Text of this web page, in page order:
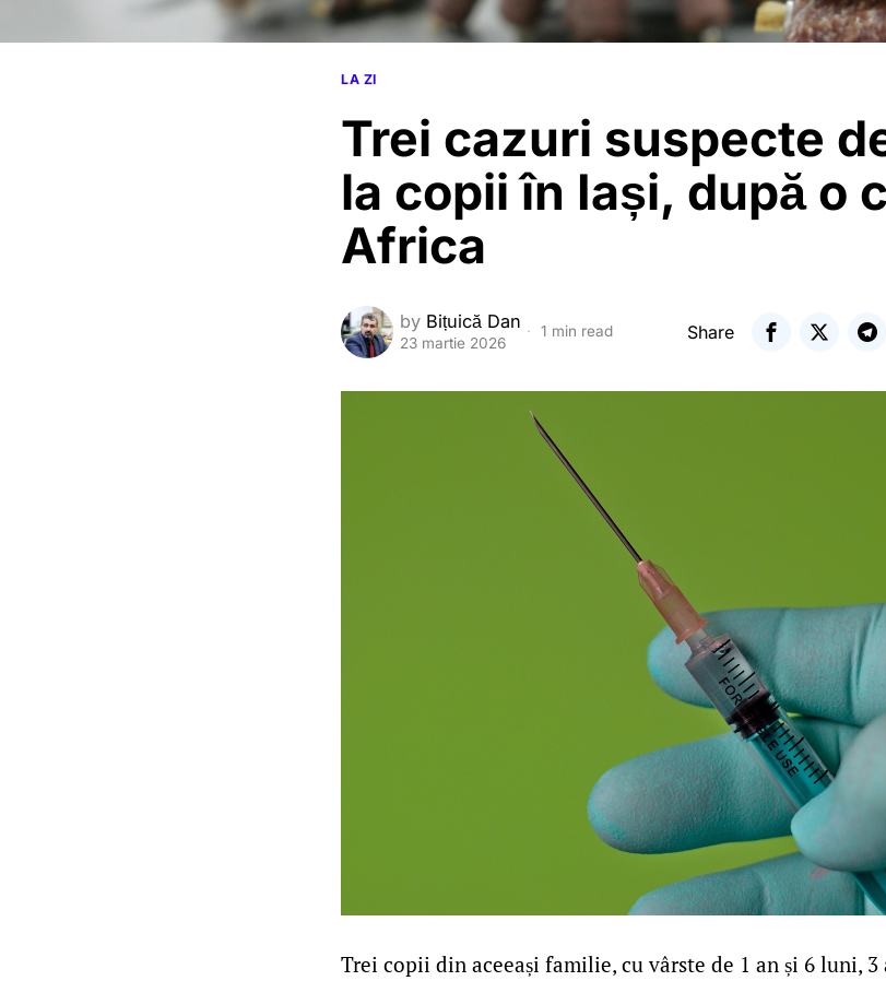
LA ZI
Trei cazuri suspecte
la copii în Iași, după o
Africa
by Bițuică Dan
23 martie 2026
1 min read Share
Trei copii din aceeași familie, cu vârste de 1 an și 6 luni, 3